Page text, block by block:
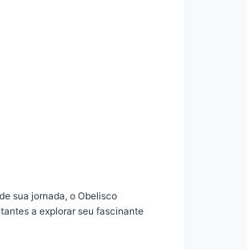
sua jornada, o Obelisco
a explorar seu fascinante